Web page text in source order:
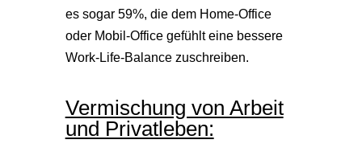
es sogar 59%, die dem Home-Office
oder Mobil-Office gefühlt eine bessere
Work-Life-Balance zuschreiben.
Vermischung von Arbeit
und Privatleben: